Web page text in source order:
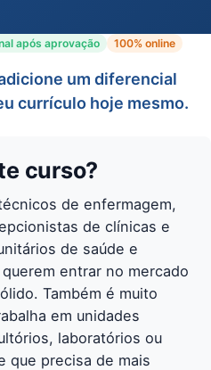
após aprovação 100% online
um diferencial
currículo hoje mesmo.
curso?
de enfermagem,
de clínicas e
de saúde e
entrar no mercado
Também é muito
em unidades
laboratórios ou
que precisa de mais